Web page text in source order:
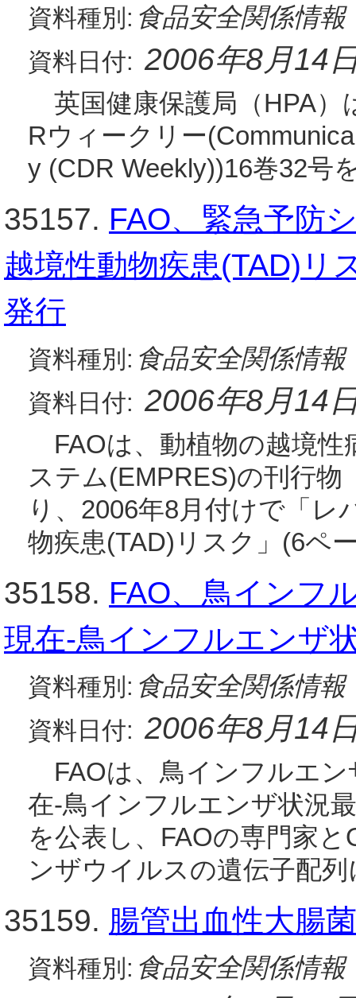
資料種別: 食品安全関係情報
資料日付: 2006年8月14
英国健康保護局（HPA）
Rウィークリー
y (CDR Weekly))16巻32号
35157. FAO、緊急予防
越境性動物疾患(TAD)リ
発行
資料種別: 食品安全関係情報
資料日付: 2006年8月14
FAOは、動植物の越境性
ステム(EMPRES)の刊行物
り、2006年8月付けで「レ
物疾患(TAD)リスク」(6ペ
35158. FAO、鳥インフ
現在-鳥インフルエンザ
資料種別: 食品安全関係情報
資料日付: 2006年8月14
FAOは、鳥インフルエン
在-鳥インフルエンザ状況
を公表し、FAOの専門家
ンザウイルスの遺伝子配
35159. 腸管出血性大腸
資料種別: 食品安全関係情報